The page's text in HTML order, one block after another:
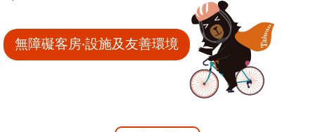
無障礙客房‧設施及友善環境